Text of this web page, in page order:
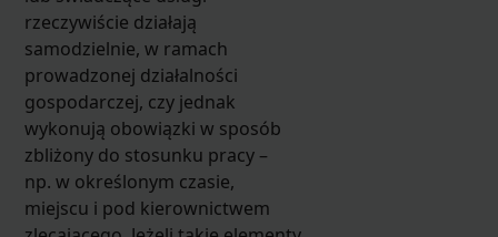
rzeczywiście działają
samodzielnie, w ramach
prowadzonej działalności
gospodarczej, czy jednak
wykonują obowiązki w sposób
zbliżony do stosunku pracy –
np. w określonym czasie,
miejscu i pod kierownictwem